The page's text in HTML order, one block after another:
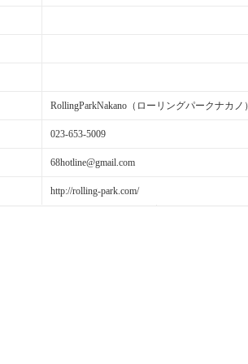
RollingParkNakano（ローリングパークナカノ
023-653-5009
68hotline@gmail.com
http://rolling-park.com/